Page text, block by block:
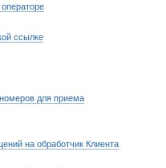
ссылке
для приема
на обработчик Клиента